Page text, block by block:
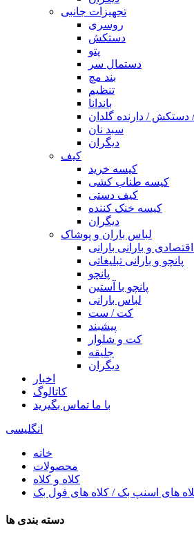
تجهیزات جانبی
روسری
دستکش
پتو
دستمال سر
بند مچ
تنظیم
باندانا
دستکش / دارنده گلدان
سبد نان
دیگران
کیف
کیسه خرید
کیسه طناب کشی
کیف دستی
کیسه خنک کننده
دیگران
لباس باران و پوشاک
اقتصادی و بارانی بارانی
پانچو و بارانی تبلیغاتی
پانچو
پانچو با آستین
لباس بارانی
کت / ست
پیشبند
کت و شلوار
جلیقه
دیگران
اخبار
کاتالوگ
با ما تماس بگیرید
انگلیسی
خانه
محصولات
کلاه و کلاه
های اسنپ بک / کلاه های فول بک
دسته بندی ها